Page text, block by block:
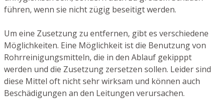
führen, wenn sie nicht zügig beseitigt werden.
Um eine Zusetzung zu entfernen, gibt es verschiedene
Möglichkeiten. Eine Möglichkeit ist die Benutzung von
Rohrreinigungsmitteln, die in den Ablauf gekipppt
werden und die Zusetzung zersetzen sollen. Leider sind
diese Mittel oft nicht sehr wirksam und können auch
Beschädigungen an den Leitungen verursachen.